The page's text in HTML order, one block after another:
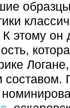
К этому